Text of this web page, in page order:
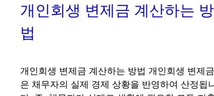
개인회생 변제금 계산하는 방
법
개인회생 변제금 계산하는 방법 개인회생 변제금
은 채무자의 실제 경제 상황을 반영하여 산정됩